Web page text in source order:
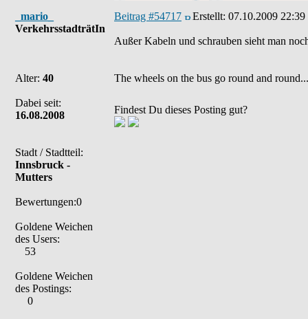
_mario_
VerkehrsstadträtIn
Alter: 40
Dabei seit:
16.08.2008
Stadt / Stadtteil:
Innsbruck -
Mutters
Bewertungen:0
Goldene Weichen
des Users:
53
Goldene Weichen
des Postings:
0
Beitrag #54717 Erstellt: 07.10.2009 22:39
Außer Kabeln und schrauben sieht man
The wheels on the bus go round and
Findest Du dieses Posting gut?